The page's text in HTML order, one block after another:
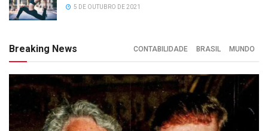
5 DE OUTUBRO DE 2021
Breaking News CONTABILIDADE BRASIL MUNDO